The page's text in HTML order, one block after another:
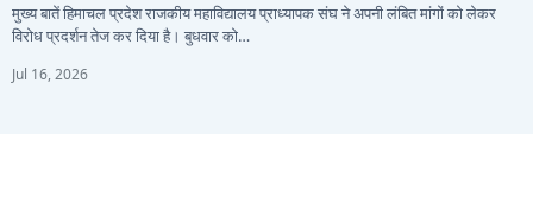
मुख्य बातें हिमाचल प्रदेश राजकीय महाविद्यालय प्राध्यापक संघ ने अपनी लंबित मांगों को लेकर
विरोध प्रदर्शन तेज कर दिया है। बुधवार को…
Jul 16, 2026